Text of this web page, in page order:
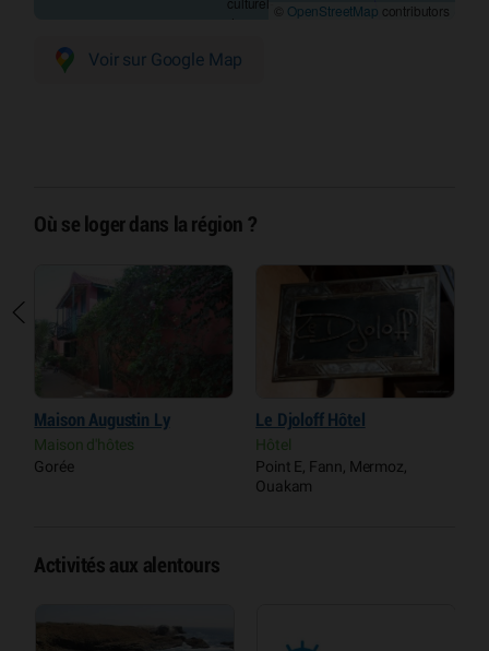
OpenStreetMap contributors
Voir sur Google Map
Où se loger dans la région ?
Maison Augustin Ly
Maison d'hôtes
Gorée
Le Djoloff Hôtel
Hôtel
Point E, Fann, Mermoz,
Ouakam
Activités aux alentours